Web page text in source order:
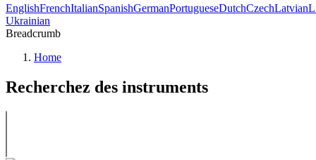
EnglishFrenchItalianSpanishGermanPortugueseDutchCzechLatvian
Ukrainian
Breadcrumb
Home
Recherchez des instruments